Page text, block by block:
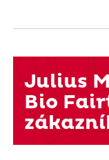
Julius
Bio